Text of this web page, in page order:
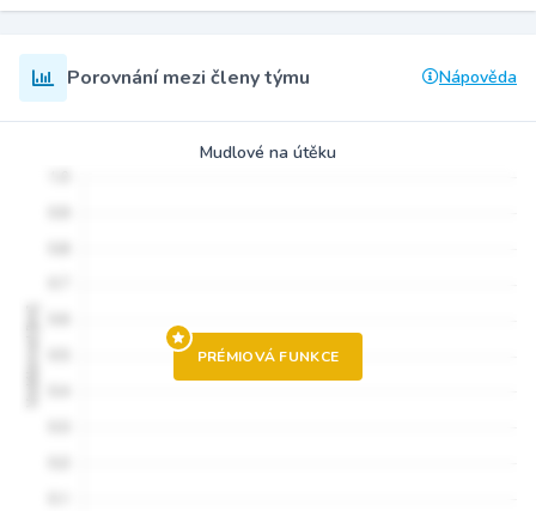
Porovnání mezi členy týmu Nápověda
Mudlové na útěku
PRÉMIOVÁ FUNKCE